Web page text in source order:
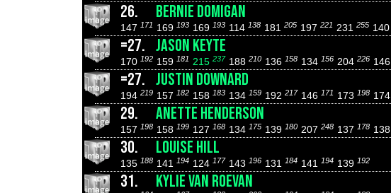
26. BERNIE DOMIGAN
147 171 169 193 169 193 114 138 181 205 197 221 231 255 140
=27. JASON KEYTE
170 192 159 181 215 237 188 210 136 158 134 156 204 226 146
=27. JUSTIN DOWNARD
194 219 157 182 158 183 134 159 192 217 146 171 173 198 174
29. ANETTE HENDERSON
157 198 158 199 127 168 134 175 139 180 207 248 137 178 138
30. LOUISE HILL
135 188 141 194 124 177 143 196 131 184 141 194 139 192
31. KYLIE VAN ROEVAN